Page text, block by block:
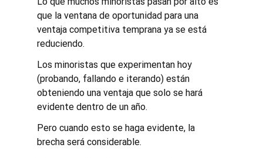
que la ventana de oportunidad para una
ventaja competitiva temprana ya se está
reduciendo.
Los minoristas que experimentan hoy
(probando, fallando e iterando) están
obteniendo una ventaja que solo se hará
evidente dentro de un año.
Pero cuando esto se haga evidente, la
brecha será considerable.